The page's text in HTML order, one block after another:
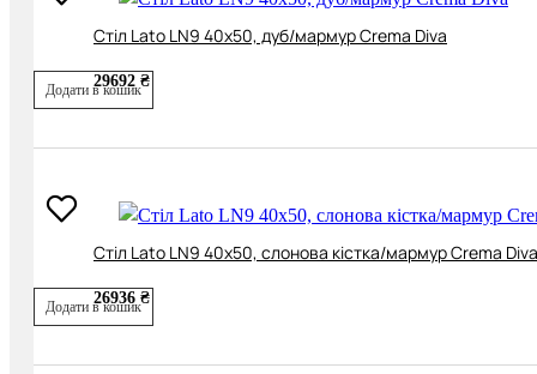
Cтіл Lato LN9 40х50, дуб/мармур Crema Diva
29692 ₴
Додати в кошик
Cтіл Lato LN9 40х50, слонова кістка/мармур Crema Diva
26936 ₴
Додати в кошик